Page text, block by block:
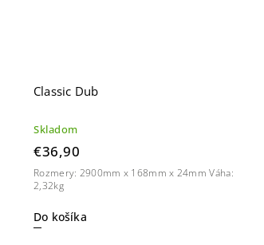
Classic Dub
Skladom
€36,90
Do košíka
Rozmery: 2900mm x 168mm x 24mm Váha:
2,32kg